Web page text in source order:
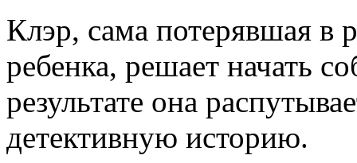
Клэр, сама потерявшая в
ребенка, решает начать
результате она
детективную историю.